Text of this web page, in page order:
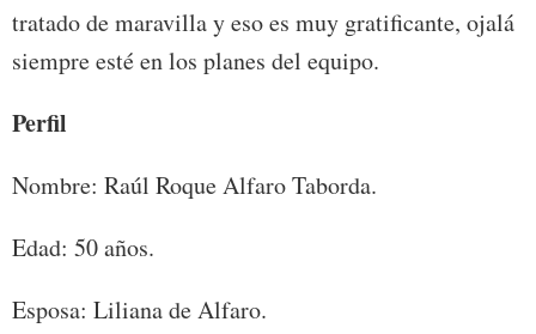
tratado de maravilla y eso es muy gratificante, ojalá
siempre esté en los planes del equipo.
Perfil
Nombre: Raúl Roque Alfaro Taborda.
Edad: 50 años.
Esposa: Liliana de Alfaro.